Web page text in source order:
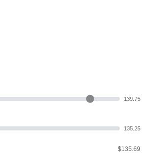
139.75
135.25
$135.69